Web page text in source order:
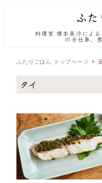
料理家 榎本美沙によ
の手仕事、
ふたりごはん トップページ
タイ